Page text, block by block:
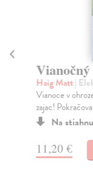
Haig Matt|
Vianoce v
zajac!
Na
11,20 €